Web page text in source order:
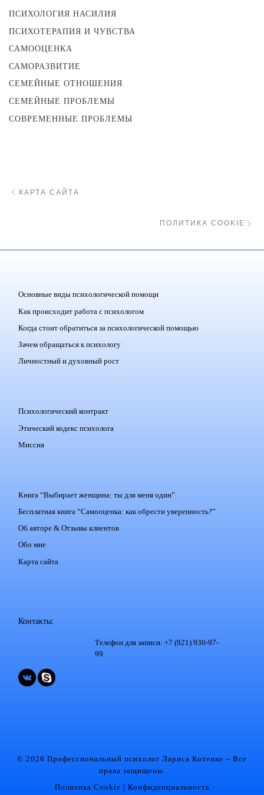
ПСИХОЛОГИЯ НАСИЛИЯ
ПСИХОТЕРАПИЯ И ЧУВСТВА
САМООЦЕНКА
САМОРАЗВИТИЕ
СЕМЕЙНЫЕ ОТНОШЕНИЯ
СЕМЕЙНЫЕ ПРОБЛЕМЫ
СОВРЕМЕННЫЕ ПРОБЛЕМЫ
КАРТА САЙТА
ПОЛИТИКА COOKIE
Основные виды психологической помощи
Как происходит работа с психологом
Когда стоит обратиться за психологической помощью
Зачем обращаться к психологу
Личностный и духовный рост
Психологический контракт
Этический кодекс психолога
Миссия
Книга “Выбирает женщина: ты для меня один”
Бесплатная книга “Самооценка: как обрести уверенность?”
Об авторе & Отзывы клиентов
Обо мне
Карта сайта
Контакты:
Телефон для записи: +7 (921) 930-97-
99
© 2026 Профессиональный психолог Лариса Котенко – Все
права защищены.
Политика Cookie | Конфиденциальность